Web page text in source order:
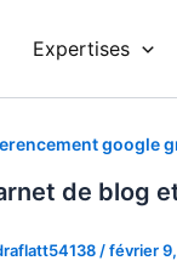
Expertises
google
de blog
/février